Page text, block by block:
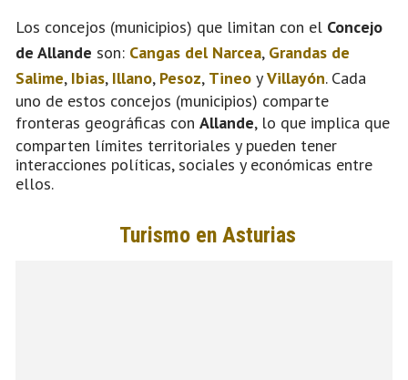
Los concejos (municipios) que limitan con el Concejo
de Allande son: Cangas del Narcea, Grandas de
Salime, Ibias, Illano, Pesoz, Tineo yVillayón. Cada
uno de estos concejos (municipios) comparte
fronteras geográficas con Allande, lo que implica que
comparten límites territoriales y pueden tener
interacciones políticas, sociales y económicas entre
ellos.